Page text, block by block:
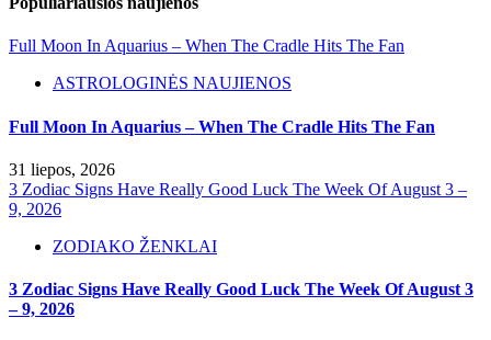
Full Moon In Aquarius – When The Cradle Hits The Fan
ASTROLOGINĖS NAUJIENOS
Full Moon In Aquarius – When The Cradle Hits The Fan
31 liepos, 2026
3 Zodiac Signs Have Really Good Luck The Week Of August 3 –
9, 2026
ZODIAKO ŽENKLAI
3 Zodiac Signs Have Really Good Luck The Week Of August 3
– 9, 2026